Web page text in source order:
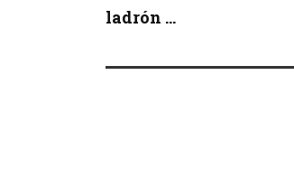
ladrón ...